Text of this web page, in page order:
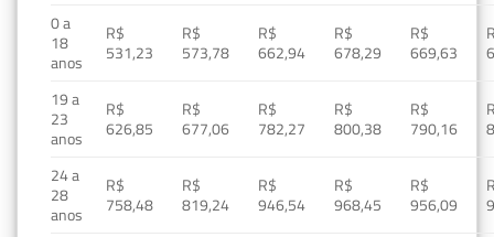
0 a
18
anos
R$
531,23
R$
573,78
R$
662,94
R$
678,29
R$
669,63
19 a
23
anos
R$
626,85
R$
677,06
R$
782,27
R$
800,38
R$
790,16
24 a
28
anos
R$
758,48
R$
819,24
R$
946,54
R$
968,45
R$
956,09